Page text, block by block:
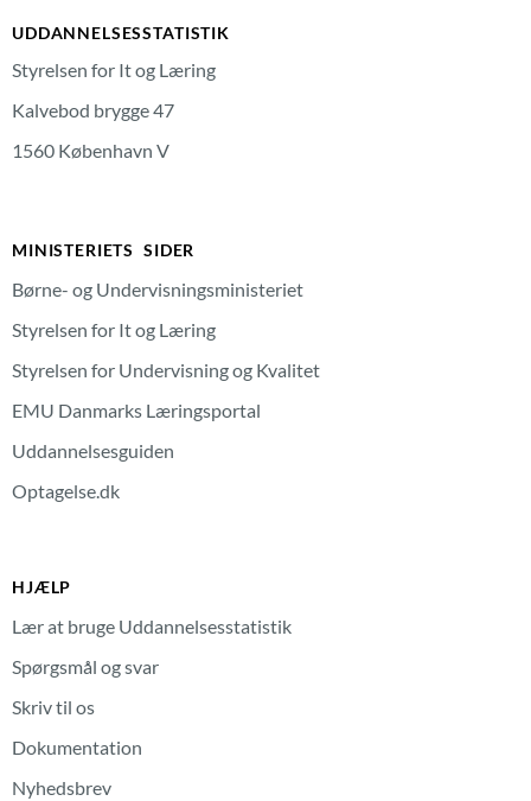
UDDANNELSESSTATISTIK
Styrelsen for It og Læring
Kalvebod brygge 47
1560 København V
MINISTERIETS SIDER
Børne- og Undervisningsministeriet
Styrelsen for It og Læring
Styrelsen for Undervisning og Kvalitet
EMU Danmarks Læringsportal
Uddannelsesguiden
Optagelse.dk
HJÆLP
Lær at bruge Uddannelsesstatistik
Spørgsmål og svar
Skriv til os
Dokumentation
Nyhedsbrev